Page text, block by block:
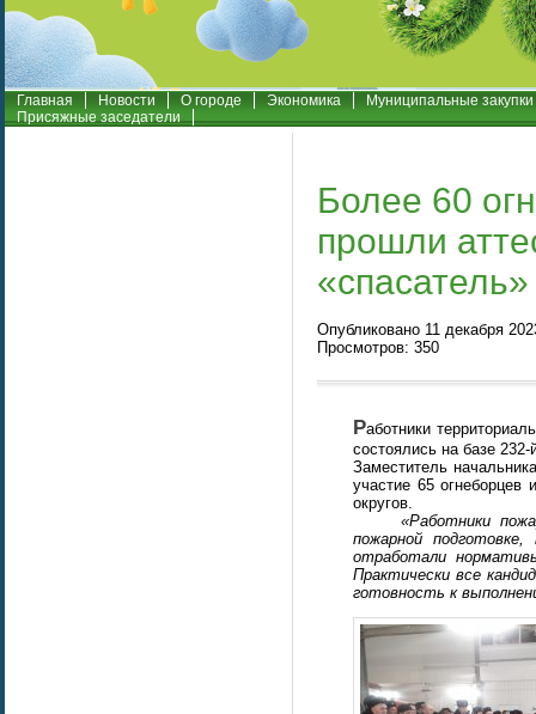
Главная Новости О городе Экономика
Муниципальные закупки
Присяжные заседатели
Более 60
прошли
Опубликовано 11 декабря
Просмотров: 350
Работники
состоялись на базе
Заместитель
участие 65 огнеборцев
округов.
«Работники
пожарной
отработали
Практически все
готовность к